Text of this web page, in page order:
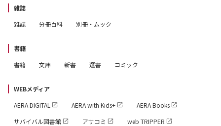
雑誌
雑誌
分冊百科 別冊・ムック
書籍
書籍
文庫 新書 選書 コミック
WEBメディア
AERA DIGITAL
AERA with Kids+
AERA Books
サバイバル図書館
アサコミ
web TRIPPER